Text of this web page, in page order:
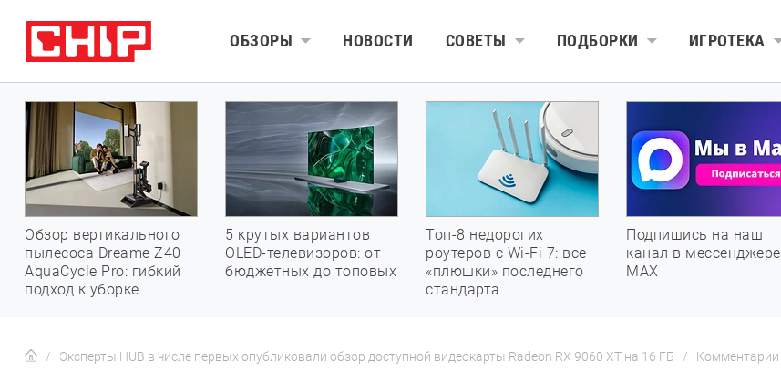
ОБЗОРЫ НОВОСТИ СОВЕТЫ ПОДБОРКИ ИГРОТЕКА
Обзор вертикального
пылесоса Dreame Z40
AquaCycle Pro: гибкий
подход к уборке
5 крутых вариантов
OLED-телевизоров: от
бюджетных до топовых
Топ-8 недорогих
роутеров с Wi-Fi 7: все
«плюшки» последнего
стандарта
Подпишись на наш
канал в мессенджере
МАХ
Эксперты HUB в числе первых опубликовали обзор доступной видеокарты Radeon RX 9060 XT на 16 ГБ Комментарии